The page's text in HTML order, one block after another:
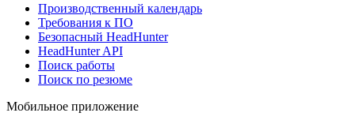
Производственный календарь
Требования к ПО
Безопасный HeadHunter
HeadHunter API
Поиск работы
Поиск по резюме
Мобильное приложение